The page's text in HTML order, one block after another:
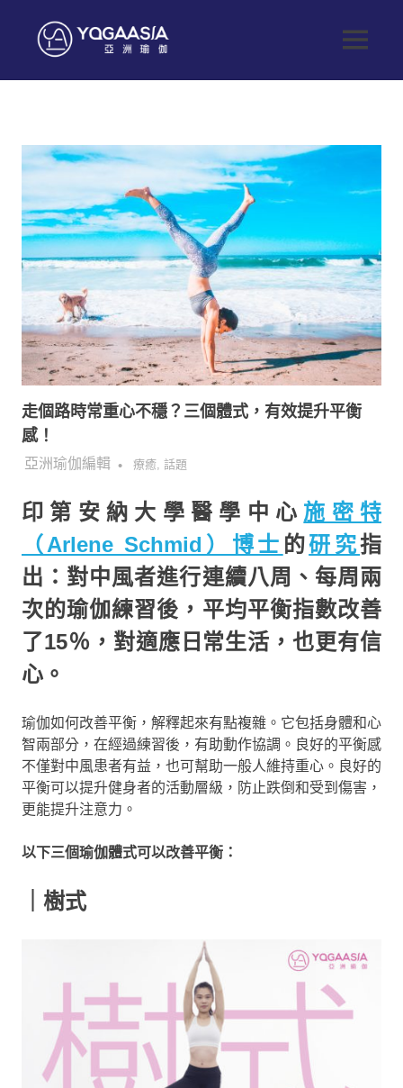
content
Asia
洲
瑜
伽
康
這
始
MENU
走個路時常重心不穩？三個體式，有效提升平衡
感！
2018-10-23
亞洲瑜伽編輯 療癒, 話題
印第安納大學醫學中心 施密特
（Arlene Schmid）博士 的研究指
出：對中風者進行連續八周、每周兩
次的瑜伽練習後，平均平衡指數改善
了15％，對適應日常生活，也更有信
心。
瑜伽如何改善平衡，解釋起來有點複雜。它包括身體和心
智兩部分，在經過練習後，有助動作協調。良好的平衡感
不僅對中風患者有益，也可幫助一般人維持重心。良好的
平衡可以提升健身者的活動層級，防止跌倒和受到傷害，
更能提升注意力。
以下三個瑜伽體式可以改善平衡：
｜樹式